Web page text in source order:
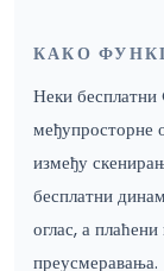
КАКО
Неки бесплатни
међупросторне
између
бесплатни
оглас, а
преусмеравања.